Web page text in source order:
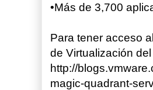
•Más de 3,700
Para tener acceso
de Virtualización
http://
magic-quadrant-